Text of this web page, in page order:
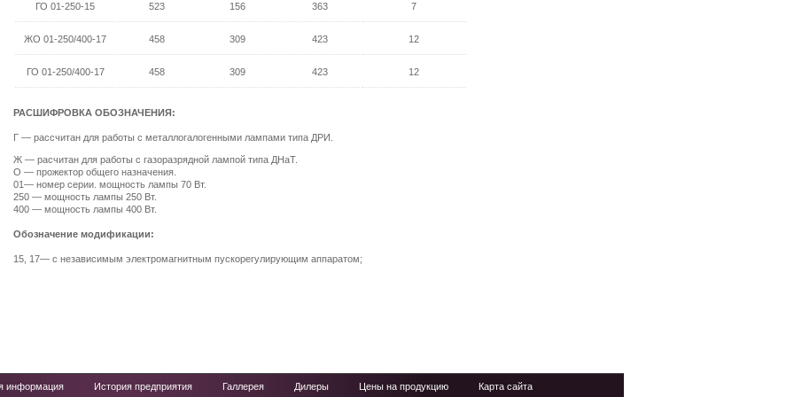
ГО 01-250-15 523 156 363 7
ЖО 01-250/400-17 458 309 423 12
ГО 01-250/400-17 458 309 423 12
РАСШИФРОВКА ОБОЗНАЧЕНИЯ:
Г — рассчитан для работы с металлогалогенными лампами типа ДРИ.
Ж — расчитан для работы с газоразрядной лампой типа ДНаТ.
О — прожектор общего назначения.
01— номер серии. мощность лампы 70 Вт.
250 — мощность лампы 250 Вт.
400 — мощность лампы 400 Вт.
Обозначение модификации:
15, 17— с независимым электромагнитным пускорегулирующим аппаратом;
информация История предприятия Галлерея Дилеры Цены на продукцию Карта сайта